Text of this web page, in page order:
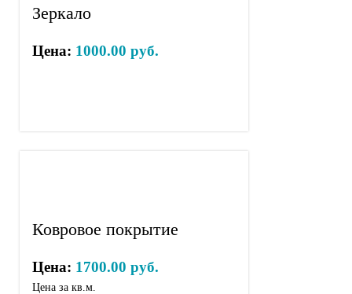
Зеркало
Цена: 1000.00 руб.
Ковровое покрытие
Цена: 1700.00 руб.
Цена за кв.м.